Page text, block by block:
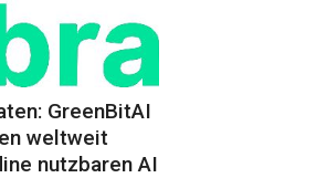
GreenBitAI
weltweit
nutzbaren AI